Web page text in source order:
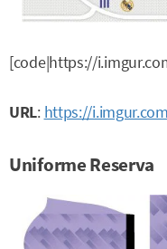
[code|https://
URL: https://
Uniforme Reserva